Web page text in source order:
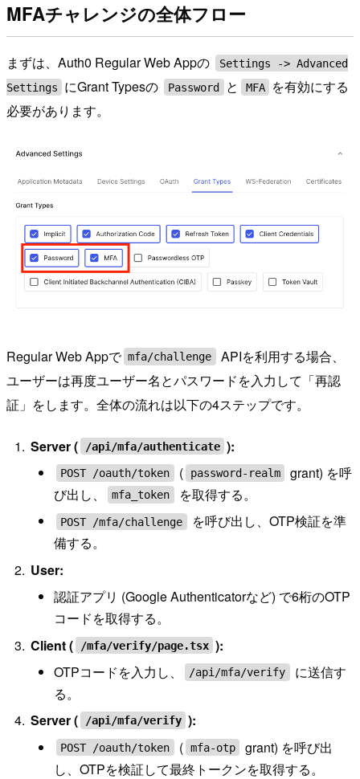
MFAチャレンジの全体フロー
まずは、Auth0 Regular Web Appの
Settings -> Advanced
Settings
にGrant Typesの Password と MFA
を有効にする
必要があります。
Regular Web Appで mfa/challenge
APIを利用する場合、
ユーザーは再度ユーザー名とパスワードを入力して「再認
証」をします。全体の流れは以下の4ステップです。
Server ( /api/mfa/authenticate ):
POST /oauth/token ( password-realm
grant) を呼
び出し、
mfa_token を取得する。
POST /mfa/challenge
を呼び出し、OTP検証を準
備する。
User:
認証アプリ (Google Authenticatorなど) で6桁のOTP
コードを取得する。
Client (
/mfa/verify/page.tsx ):
OTPコードを入力し、
/api/mfa/verify
に送信す
る。
Server (
/api/mfa/verify ):
POST /oauth/token ( mfa-otp
grant) を呼び出
し、OTPを検証して最終トークンを取得する。